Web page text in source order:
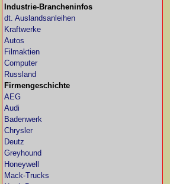
Industrie-Brancheninfos
dt. Auslandsanleihen
Kraftwerke
Autos
Filmaktien
Computer
Russland
Firmengeschichte
AEG
Audi
Badenwerk
Chrysler
Deutz
Greyhound
Honeywell
Mack-Trucks